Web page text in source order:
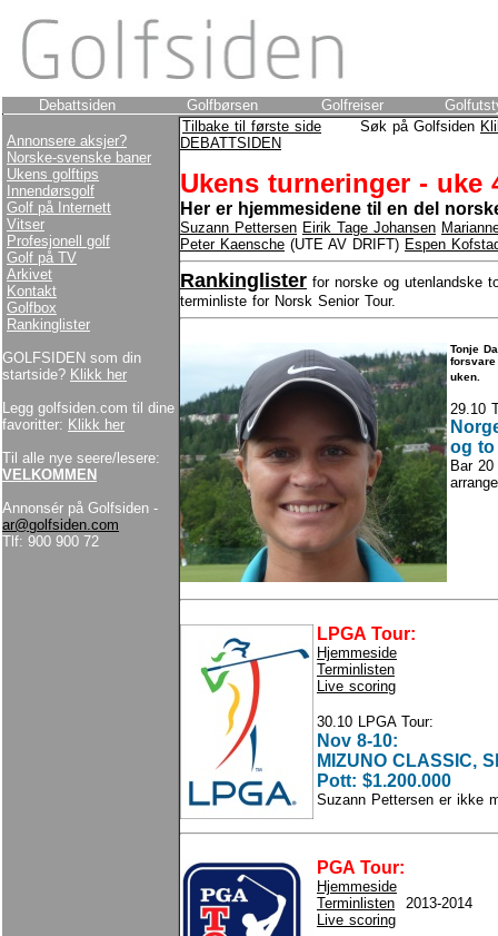
Debattsiden Golfbørsen Golfreiser
Annonsere aksjer?
Norske-svenske baner
Ukens golftips
Innendørsgolf
Golf på Internett
Vitser
Profesjonell golf
Golf på TV
Arkivet
Kontakt
Golfbox
Rankinglister
GOLFSIDEN som din
startside? Klikk her
Legg golfsiden.com til dine
favoritter: Klikk her
Til alle nye seere/lesere:
VELKOMMEN
Annonsér på Golfsiden -
ar@golfsiden.com
Tlf: 900 900 72
Tilbake til første side Søk på Golfsiden
DEBATTSIDEN
Ukens turneringer - uke
Her er hjemmesidene til en del
Suzann Pettersen Eirik Tage Johansen
Peter Kaensche (UTE AV DRIFT) Espen
Rankinglister for norske og utenlandske
terminliste for Norsk Senior Tour.
Tonje
uken.
29.10
og to
Bar
LPGA Tour:
Hjemmeside
Terminlisten
Live scoring
30.10 LPGA Tour:
Nov 8-10:
MIZUNO CLASSIC,
Pott: $1.200.000
Suzann Pettersen er ikke
PGA Tour:
Hjemmeside
Terminlisten 2013-2014
Live scoring